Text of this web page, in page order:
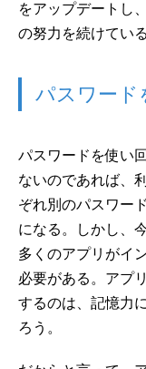
をアップデートし
の努力を続けてい
パスワード
パスワードを使い
ないのであれば、
ぞれ別のパスワー
になる。しかし、
多くのアプリがイ
必要がある。アプ
するのは、記憶力
ろう。